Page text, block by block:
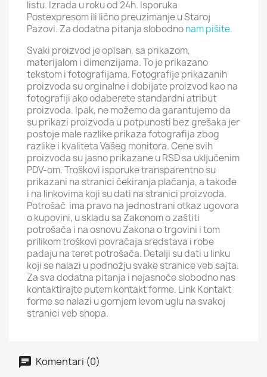
listu. Izrada u roku od 24h. Isporuka
Postexpresom ili lično preuzimanje u Staroj
Pazovi. Za dodatna pitanja slobodnonam pišite.
Svaki proizvod je opisan, sa prikazom,
materijalom i dimenzijama. To je prikazano
tekstom i fotografijama. Fotografije prikazanih
proizvoda su orginalne i dobijate proizvod kao na
fotografiji ako odaberete standardni atribut
proizvoda. Ipak, ne možemo da garantujemo da
su prikazi proizvoda u potpunosti bez grešaka jer
postoje male razlike prikaza fotografija zbog
razlike i kvaliteta Vašeg monitora. Cene svih
proizvoda su jasno prikazane u RSD sa uključenim
PDV-om. Troškovi isporuke transparentno su
prikazani na stranici čekiranja plaćanja, a takođe
i na linkovima koji su dati na stranici proizvoda.
Potrošač ima pravo na jednostrani otkaz ugovora
o kupovini, u skladu sa Zakonom o zaštiti
potrošača i na osnovu Zakona o trgovini i tom
prilikom troškovi povraćaja sredstava i robe
padaju na teret potrošača. Detalji su dati u linku
koji se nalazi u podnožju svake stranice veb sajta.
Za sva dodatna pitanja i nejasnoće slobodno nas
kontaktirajte putem kontakt forme. Link Kontakt
forme se nalazi u gornjem levom uglu na svakoj
stranici veb shopa.
Komentari (0)